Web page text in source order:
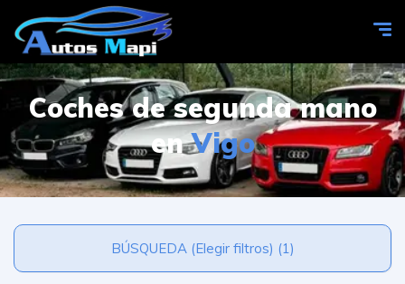
Coches de segunda mano
enVigo
BÚSQUEDA (Elegir filtros) (1)